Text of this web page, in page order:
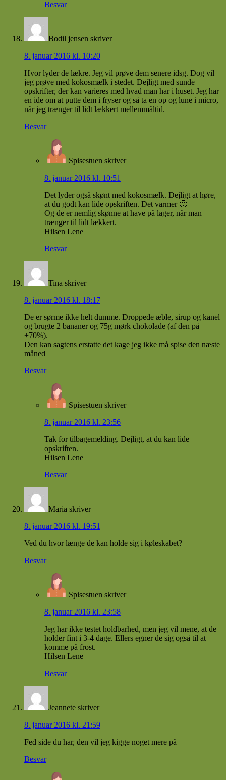
Besvar
Bodil jensen skriver
8. januar 2016 kl. 10:20
Hvor lyder de lækre. Jeg vil prøve dem senere idsg. Dog vil
jeg prøve med kokosmælk i stedet. Dejligt med sunde
opskrifter, der kan varieres med hvad man har i huset. Jeg har
en ide om at putte dem i fryser og så ta en op og lune i micro,
når jeg trænger til lidt lækkert mellemmåltid.
Besvar
Spisestuen skriver
8. januar 2016 kl. 10:51
Det lyder også skønt med kokosmælk. Dejligt at høre,
at du godt kan lide opskriften. Det varmer 🙂
Og de er nemlig skønne at have på lager, når man
trænger til lidt lækkert.
Hilsen Lene
Besvar
Tina skriver
8. januar 2016 kl. 18:17
De er sørme ikke helt dumme. Droppede æble, sirup og kanel
og brugte 2 bananer og 75g mørk chokolade (af den på
+70%).
Den kan sagtens erstatte det kage jeg ikke må spise den næste
måned
Besvar
Spisestuen skriver
8. januar 2016 kl. 23:56
Tak for tilbagemelding. Dejligt, at du kan lide
opskriften.
Hilsen Lene
Besvar
Maria skriver
8. januar 2016 kl. 19:51
Ved du hvor længe de kan holde sig i køleskabet?
Besvar
Spisestuen skriver
8. januar 2016 kl. 23:58
Jeg har ikke testet holdbarhed, men jeg vil mene, at de
holder fint i 3-4 dage. Ellers egner de sig også til at
komme på frost.
Hilsen Lene
Besvar
Jeannete skriver
8. januar 2016 kl. 21:59
Fed side du har, den vil jeg kigge noget mere på
Besvar